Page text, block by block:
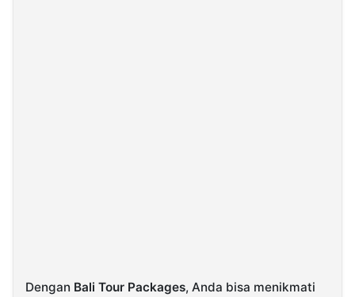
Dengan Bali Tour Packages, Anda bisa menikmati